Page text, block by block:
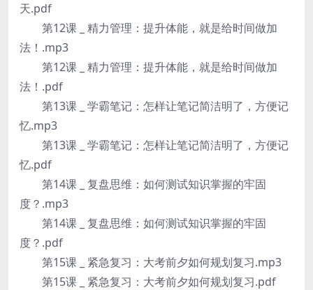
天.pdf
第12课 _ 精力管理：提升体能，就是给时间做加
法！.mp3
第12课 _ 精力管理：提升体能，就是给时间做加
法！.pdf
第13课 _ 学霸笔记：怎样让笔记简洁明了，方便记
忆.mp3
第13课 _ 学霸笔记：怎样让笔记简洁明了，方便记
忆.pdf
第14课 _ 复盘思维：如何测试知识掌握的牢固
度？.mp3
第14课 _ 复盘思维：如何测试知识掌握的牢固
度？.pdf
第15课 _ 紧急复习：大考前夕如何规划复习.mp3
第15课 _ 紧急复习：大考前夕如何规划复习.pdf